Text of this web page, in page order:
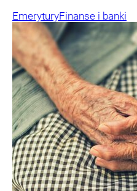
EmeryturyFinanse i banki